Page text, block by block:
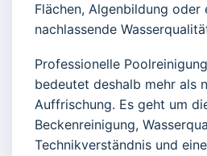
Flächen, Algenbildung oder
nachlassende
Professionelle
bedeutet deshalb mehr als
Auffrischung. Es geht um
Beckenreinigung,
Technikverständnis und